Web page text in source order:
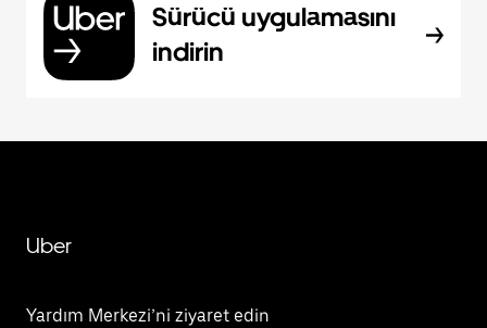
Sürücü uygulamasını
indirin
Uber
Yardım Merkezi’ni ziyaret edin